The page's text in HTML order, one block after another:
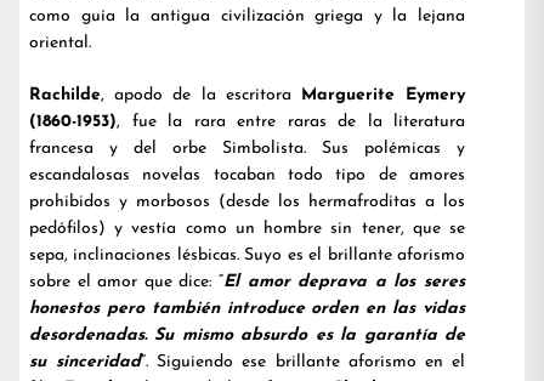
como guía la antigua civilización griega y la lejana
oriental.
Rachilde, apodo de la escritora Marguerite Eymery
(1860-1953), fue la rara entre raras de la literatura
francesa y del orbe Simbolista. Sus polémicas y
escandalosas novelas tocaban todo tipo de amores
prohibidos y morbosos (desde los hermafroditas a los
pedófilos) y vestía como un hombre sin tener, que se
sepa, inclinaciones lésbicas. Suyo es el brillante aforismo
sobre el amor que dice: “El amor deprava a los seres
honestos pero también introduce orden en las vidas
desordenadas. Su mismo absurdo es la garantía de
su sinceridad”. Siguiendo ese brillante aforismo en el